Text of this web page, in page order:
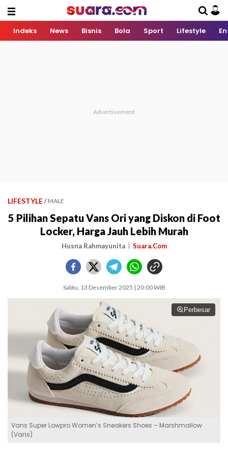
Indeks News Bisnis Bola Sport Lifestyle
LIFESTYLE / MALE
5 Pilihan Sepatu Vans Ori yang Diskon di Foot
Locker, Harga Jauh Lebih Murah
Husna Rahmayunita Suara.Com
Sabtu, 13 Desember 2025 | 20:00 WIB
Perbesar
Vans Super Lowpro Women’s Sneakers Shoes – Marshmallow
(Vans)